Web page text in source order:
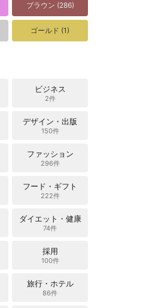
ブラウン (286)
ゴールド (1)
ビジネス
2件
デザイン・出版
150件
ファッション
296件
フード・ギフト
222件
ダイエット・健康
74件
採用
100件
旅行・ホテル
86件